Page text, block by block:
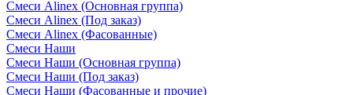
Смеси Alinex (Основная группа)
Смеси Alinex (Под заказ)
Смеси Alinex (Фасованные)
Смеси Наши
Смеси Наши (Основная группа)
Смеси Наши (Под заказ)
Смеси Наши (Фасованные и прочие)